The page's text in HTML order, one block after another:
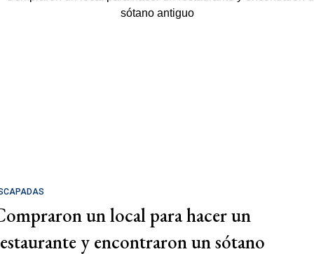
un local para hacer un
y encontraron un sótano